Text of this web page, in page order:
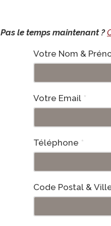
Pas le temps maintenant ?
Assurance
Votre Nom &
Votre Email *
Téléphone *
Code Postal &